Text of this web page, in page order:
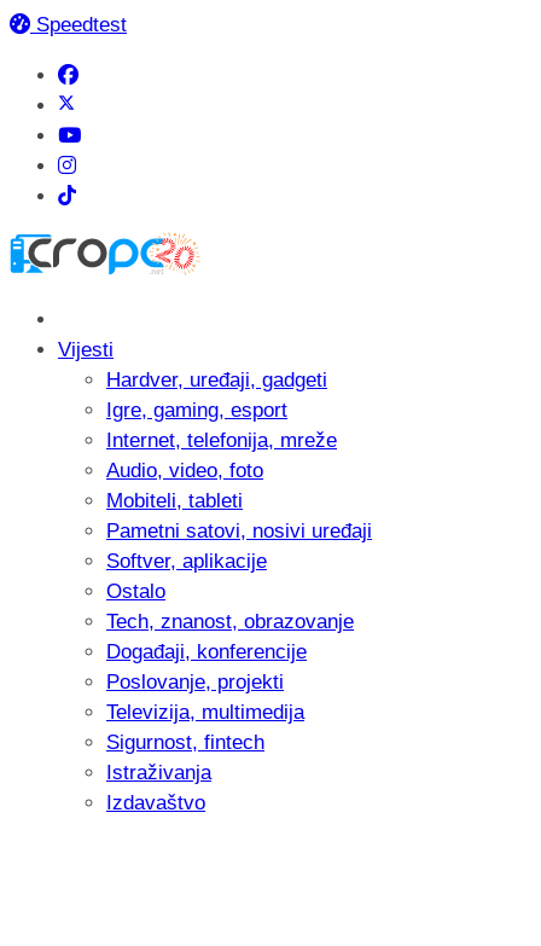
Speedtest
Vijesti
Hardver, uređaji, gadgeti
Igre, gaming, esport
Internet, telefonija, mreže
Audio, video, foto
Mobiteli, tableti
Pametni satovi, nosivi uređaji
Softver, aplikacije
Ostalo
Tech, znanost, obrazovanje
Događaji, konferencije
Poslovanje, projekti
Televizija, multimedija
Sigurnost, fintech
Istraživanja
Izdavaštvo